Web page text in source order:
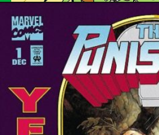
25 février 2025